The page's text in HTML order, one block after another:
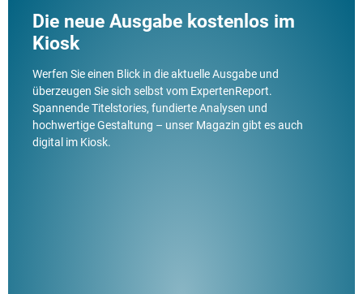
Die neue Ausgabe kostenlos im
Kiosk
Werfen Sie einen Blick in die aktuelle Ausgabe und
überzeugen Sie sich selbst vom ExpertenReport.
Spannende Titelstories, fundierte Analysen und
hochwertige Gestaltung – unser Magazin gibt es auch
digital im Kiosk.